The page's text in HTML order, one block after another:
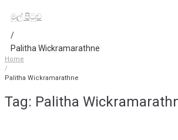
මුල් පිටුව
/
Palitha Wickramarathne
Home
/
Palitha Wickramarathne
Tag: Palitha